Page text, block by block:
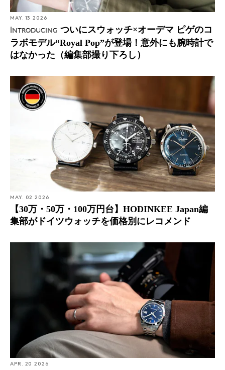
MAY. 13 2026
Introducing ついにスウォッチ×オーデマ ピゲのコ
ラボモデル“Royal Pop”が登場！意外にも腕時計で
はなかった（編集部撮り下ろし）
MAY. 02 2026
【30万・50万・100万円台】HODINKEE Japan編
集部がドイツウォッチを価格別にレコメンド
APR. 20 2026